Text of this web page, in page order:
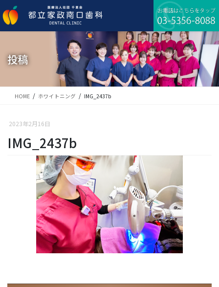
ン
テ
ビ
ゲ
移
投稿
HOME ホワイトニング IMG_2437b
2023年2月16日
IMG_2437b